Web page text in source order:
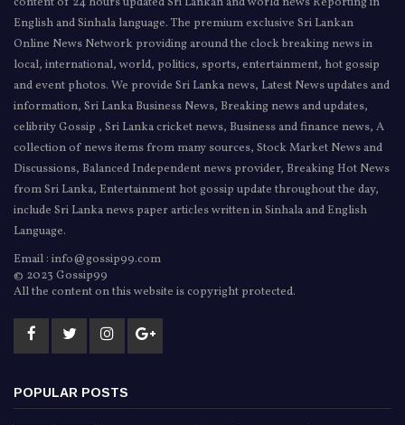
English and Sinhala language. The premium exclusive Sri Lankan
Online News Network providing around the clock breaking news in
local, international, world, politics, sports, entertainment, hot gossip
and event photos. We provide Sri Lanka news, Latest News updates and
information, Sri Lanka Business News, Breaking news and updates,
celibrity Gossip , Sri Lanka cricket news, Business and finance news, A
collection of news items from many sources, Stock Market News and
Discussions, Balanced Independent news provider, Breaking Hot News
from Sri Lanka, Entertainment hot gossip update throughout the day,
include Sri Lanka news paper articles written in Sinhala and English
Language.
Email : info@gossip99.com
© 2023 Gossip99
All the content on this website is copyright protected.
POPULAR POSTS